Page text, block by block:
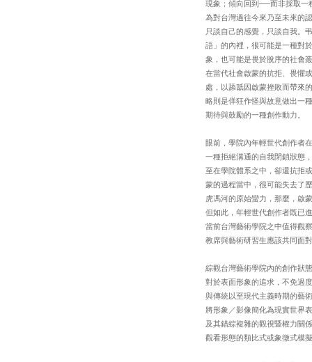
現象；傾向回到──而非採取一
為對台灣過往今來乃至未來的
只談自己的感覺，只談自我。
語」的內裡，很可能是一種對
象，也可能是畏於脫序的社會
在當代社會啟蒙的抗拒、畏懼
處，以舔舐因啟蒙挫敗而帶來
略則是佯狂作怪與故意做出一
期待與鼓勵的一種創作動力。
眼前，學院內年輕世代創作者
一種拒絕溝通的自我閉鎖狀態
至在學院體系之中，卻還抗拒
蒙的過程當中，很可能失去了
虎馮河的原始蠻力，那麼，啟
但如此，年輕世代創作者既已
當前台灣藝術學院之中值得觀
教席與藝術研習生應該共同面
綜觀台灣藝術學院內的創作狀
對於表面形象的追求，不免過
與傳統以至現代主義時期的藝
將形象／影像簡化為現實世界
及其錯綜複雜的觀視暨權力關
觀看形態的類比式或象徵式模